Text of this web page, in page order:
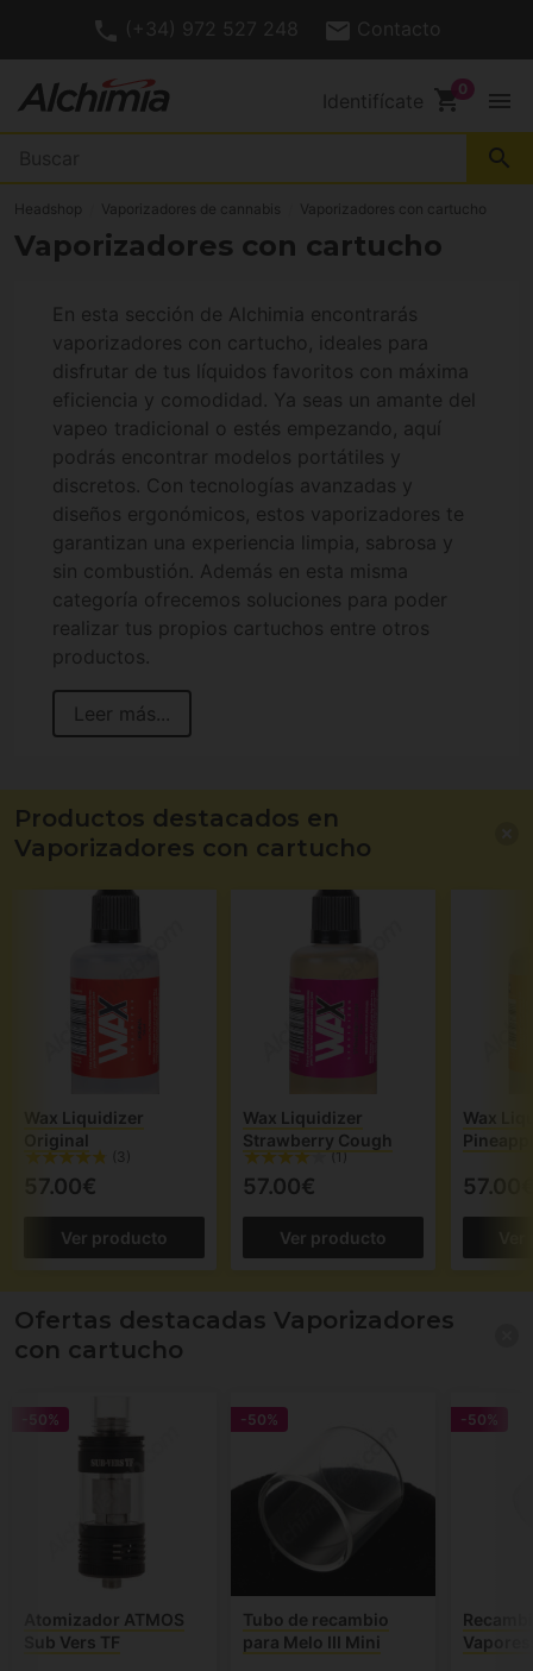
(+34) 972 527 248 Contacto
Identifícate shopping_cart menu
search
Headshop Vaporizadores de cannabis Vaporizadores con cartucho
Vaporizadores con cartucho
En esta sección de Alchimia encontrarás
vaporizadores con cartucho, ideales para
disfrutar de tus líquidos favoritos con máxima
eficiencia y comodidad. Ya seas un amante del
vapeo tradicional o estés empezando, aquí
podrás encontrar modelos portátiles y
discretos. Con tecnologías avanzadas y
diseños ergonómicos, estos vaporizadores te
garantizan una experiencia limpia, sabrosa y
sin combustión. Además en esta misma
categoría ofrecemos soluciones para poder
realizar tus propios cartuchos entre otros
productos.
Leer más...
Productos destacados en
Vaporizadores con cartucho
Wax Liquidizer
Original
(3)
57.00€
Ver producto
Wax Liquidizer
Strawberry Cough
(1)
57.00€
Ver producto
Wax
Ofertas destacadas Vaporizadores
con cartucho
-50%
Atomizador ATMOS
Sub Vers TF
-50%
Tubo de recambio
para Melo III Mini
-50%